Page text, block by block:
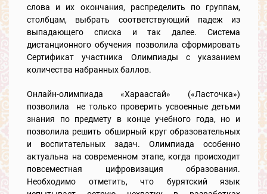
слова и их окончания, распределить по группам,
столбцам, выбрать соответствующий падеж из
выпадающего списка и так далее. Система
дистанционного обучения позволила сформировать
Сертификат участника Олимпиады с указанием
количества набранных баллов.
Онлайн-олимпиада «Хараасгай» («Ласточка»)
позволила не только проверить усвоенные детьми
знания по предмету в конце учебного года, но и
позволила решить обширный круг образовательных
и воспитательных задач. Олимпиада особенно
актуальна на современном этапе, когда происходит
повсеместная цифровизация образования.
Необходимо отметить, что бурятский язык